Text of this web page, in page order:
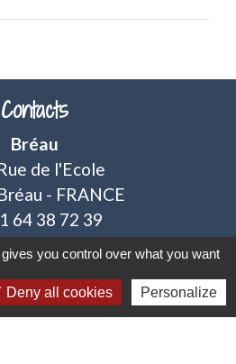
Contacts
Bréau
de l'Ecole
- FRANCE
64 38 72 39
contacter
d'ouvertures :
you control over what you want
Deny all cookies Personalize